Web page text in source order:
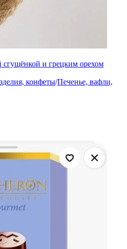
и грецким орехом
конфеты/Печенье, вафли,